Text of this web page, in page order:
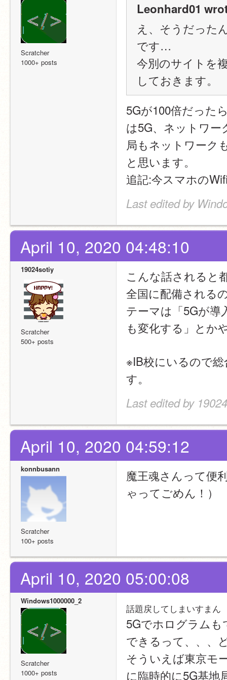
Scratcher
1000+ posts
Leonhard01
え、そうだった
です…
今別のサイトを
しておきます。
5Gが100倍だった
は5G、ネットワ
局もネットワーク
と思います。
追記:今スマホの
Last edited by
April 10, 2020 04:48:10
19024sotiy
Scratcher
500+ posts
こんな話されると
全国に配備される
テーマは「5Gが
も変化する」とか
※IB校にいるので
す。
Last edited by
April 10, 2020 04:59:12
konnbusann
Scratcher
100+ posts
魔王魂さんって便
ゃってごめん！）
April 10, 2020 05:00:08
Windows1000000_2
Scratcher
1000+ posts
話題戻してしまいすまん
5Gでホログラム
できるって、、、
そういえば東京モ
に臨時的に5G基